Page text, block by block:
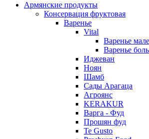
Армянские продукты
Консервация фруктовая
Варенье
Vital
Варенье
Варенье
Иджеван
Ноян
Шамб
Сады Арагаца
Агроянс
KERAKUR
Варга - Фуд
Прошян фуд
Te Gusto